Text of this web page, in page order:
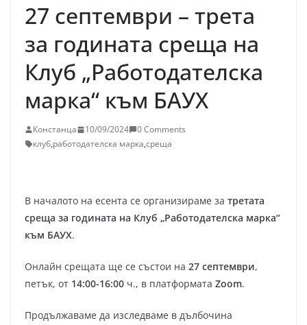
27 септември – трета
за годината среща на
Клуб „Работодателска
марка“ към БАУХ
Констанца 10/09/2024
0 Comments
клуб,работодателска марка,среща
В началото на есента се организираме за третата
среща за годината на Клуб „Работодателска марка“
към БАУХ.
Онлайн срещата ще се състои на 27 септември,
петък, от 14:00-16:00 ч., в платформата Zoom.
Продължаваме да изследваме в дълбочина